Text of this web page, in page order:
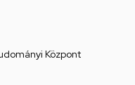
Központ